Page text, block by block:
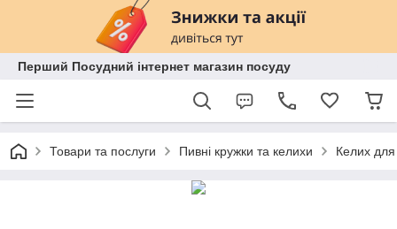
Перший Посудний інтернет магазин посуду
Товари та послуги Пивні кружки та келихи Келих